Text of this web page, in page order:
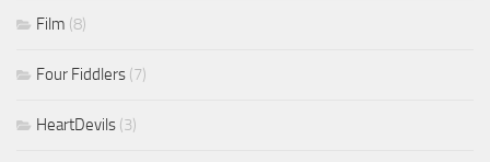
Film (8)
Four Fiddlers (7)
HeartDevils (3)